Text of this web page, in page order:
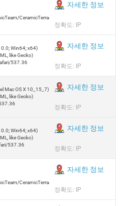
CeramicTerracotta
자세한 정보
정확도: IP
Win64; x64)
like Gecko)
537.36
자세한 정보
정확도: IP
Mac OS X 10_15_7)
like Gecko)
자세한 정보
정확도: IP
Win64; x64)
like Gecko)
537.36
자세한 정보
정확도: IP
CeramicTerracotta
자세한 정보
정확도: IP